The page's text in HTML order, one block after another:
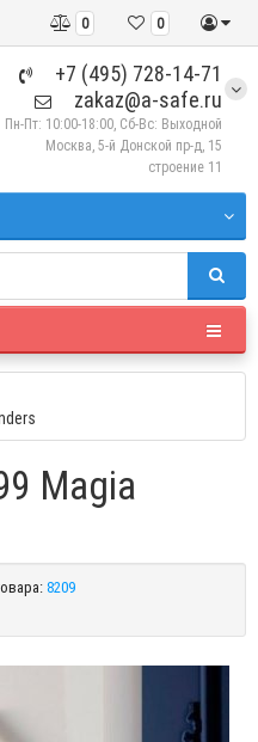
0
0
+7 (495) 728-14-71
zakaz@a-safe.ru
Пн-Пт: 10:00-18:00, Сб-Вс: Выходной
Москва, 5-й Донской пр-д, 15
строение 11
Magia
8209